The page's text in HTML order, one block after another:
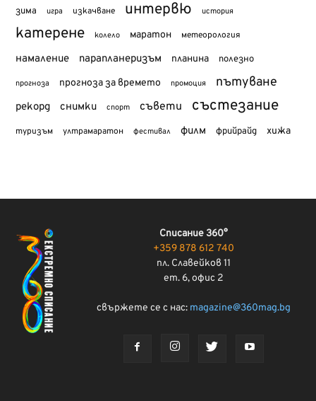
зима игра изкачване интервю история
катерене колело маратон метеорология
намаление парапланеризъм планина полезно
прогноза прогноза за времето промоция пътуване
рекорд снимки спорт съвети състезание
туризъм ултрамаратон фестивал филм фрийрайд хижа
Списание 360°
+359 878 612 740
пл. Славейков 11
ет. 6, офис 2
свържете се с нас: magazine@360mag.bg